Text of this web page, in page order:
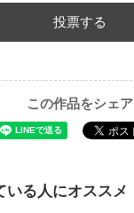
投票する
この作品をシェア
いる人にオススメ